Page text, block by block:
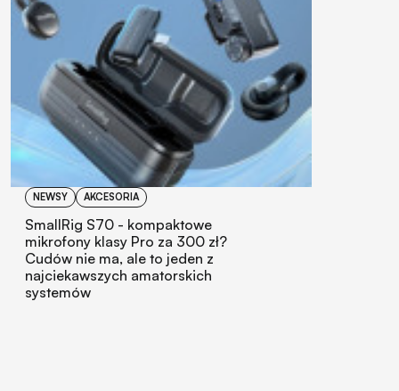
NEWSY AKCESORIA
SmallRig S70 - kompaktowe
mikrofony klasy Pro za 300 zł?
Cudów nie ma, ale to jeden z
najciekawszych amatorskich
systemów